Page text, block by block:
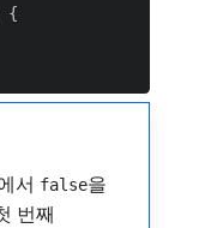
{
서 false을
번째